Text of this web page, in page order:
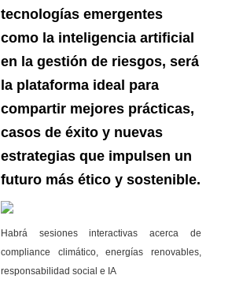
tecnologías emergentes
como la inteligencia artificial
en la gestión de riesgos, será
la plataforma ideal para
compartir mejores prácticas,
casos de éxito y nuevas
estrategias que impulsen un
futuro más ético y sostenible.
Habrá sesiones interactivas acerca de
compliance climático, energías renovables,
responsabilidad social e IA